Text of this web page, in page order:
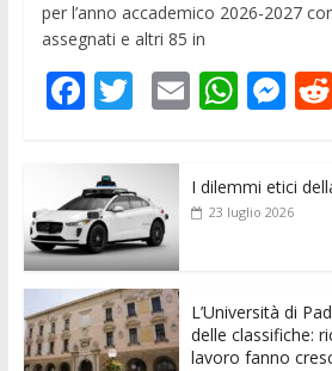
per l’anno accademico 2026-2027
assegnati e altri 85 in
F
e
b
o
o
k
T
itt
er
E
ai
l
W
s
p
M
ss
e
er
I dilemmi etici
23 luglio 2026
L’Università di
delle classifiche:
lavoro fanno